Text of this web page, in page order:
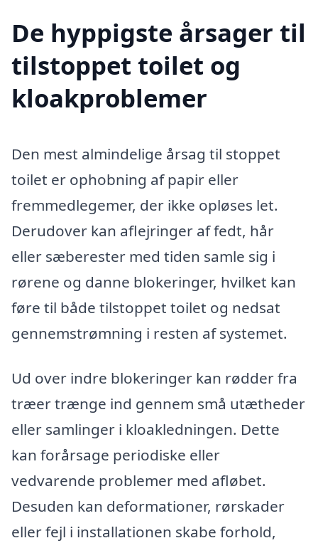
De hyppigste årsager til
tilstoppet toilet og
kloakproblemer
Den mest almindelige årsag til stoppet
toilet er ophobning af papir eller
fremmedlegemer, der ikke opløses let.
Derudover kan aflejringer af fedt, hår
eller sæberester med tiden samle sig i
rørene og danne blokeringer, hvilket kan
føre til både tilstoppet toilet og nedsat
gennemstrømning i resten af systemet.
Ud over indre blokeringer kan rødder fra
træer trænge ind gennem små utætheder
eller samlinger i kloakledningen. Dette
kan forårsage periodiske eller
vedvarende problemer med afløbet.
Desuden kan deformationer, rørskader
eller fejl i installationen skabe forhold,